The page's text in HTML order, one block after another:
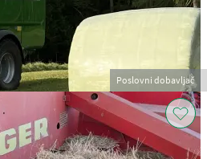
Poslovni dobavljač